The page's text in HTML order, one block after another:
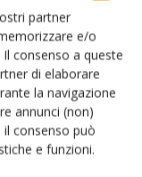
partner
e/o
consenso a queste
di elaborare
la navigazione
annunci (non)
consenso può
e funzioni.
Web
alla